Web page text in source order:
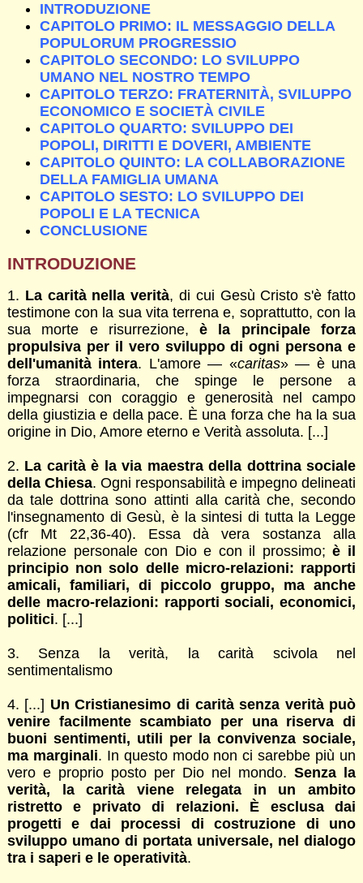
INTRODUZIONE
CAPITOLO PRIMO: IL MESSAGGIO DELLA
POPULORUM PROGRESSIO
CAPITOLO SECONDO: LO SVILUPPO
UMANO NEL NOSTRO TEMPO
CAPITOLO TERZO: FRATERNITÀ, SVILUPPO
ECONOMICO E SOCIETÀ CIVILE
CAPITOLO QUARTO: SVILUPPO DEI
POPOLI, DIRITTI E DOVERI, AMBIENTE
CAPITOLO QUINTO: LA COLLABORAZIONE
DELLA FAMIGLIA UMANA
CAPITOLO SESTO: LO SVILUPPO DEI
POPOLI E LA TECNICA
CONCLUSIONE
INTRODUZIONE
1. La carità nella verità, di cui Gesù Cristo s'è fatto
testimone con la sua vita terrena e, soprattutto, con la
sua morte e risurrezione,è la principale forza
propulsiva per il vero sviluppo di ogni persona e
dell'umanità intera. L'amore — «caritas» — è una
forza straordinaria, che spinge le persone a
impegnarsi con coraggio e generosità nel campo
della giustizia e della pace. È una forza che ha la sua
origine in Dio, Amore eterno e Verità assoluta. [...]
2. La carità è la via maestra della dottrina sociale
della Chiesa. Ogni responsabilità e impegno delineati
da tale dottrina sono attinti alla carità che, secondo
l'insegnamento di Gesù, è la sintesi di tutta la Legge
(cfr Mt 22,36-40). Essa dà vera sostanza alla
relazione personale con Dio e con il prossimo;è il
principio non solo delle micro-relazioni: rapporti
amicali, familiari, di piccolo gruppo, ma anche
delle macro-relazioni: rapporti sociali, economici,
politici. [...]
3. Senza la verità, la carità scivola nel
sentimentalismo
4. [...] Un Cristianesimo di carità senza verità può
venire facilmente scambiato per una riserva di
buoni sentimenti, utili per la convivenza sociale,
ma marginali. In questo modo non ci sarebbe più un
vero e proprio posto per Dio nel mondo.Senza la
verità, la carità viene relegata in un ambito
ristretto e privato di relazioni. È esclusa dai
progetti e dai processi di costruzione di uno
sviluppo umano di portata universale, nel dialogo
tra i saperi e le operatività.